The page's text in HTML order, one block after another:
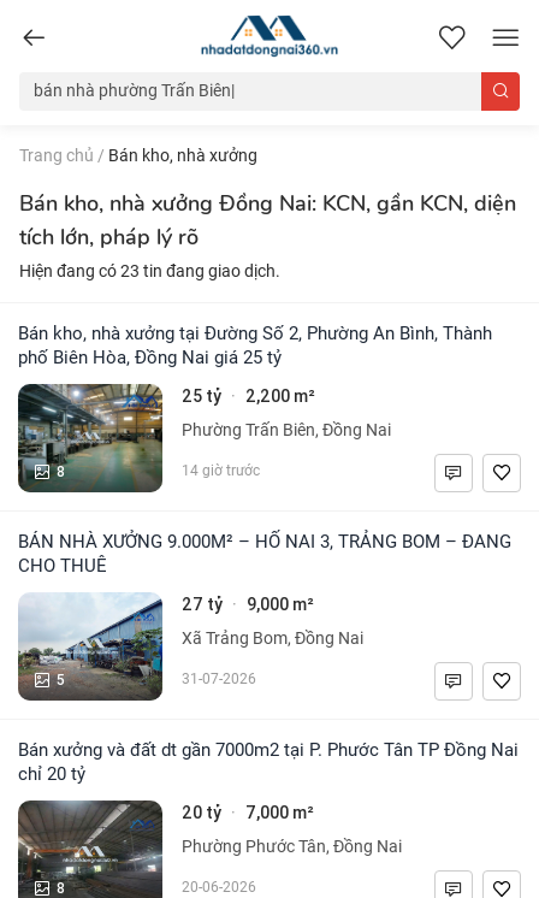
nhadatdongnai360.vn
Trang chủ / Bán kho, nhà xưởng
Bán kho, nhà xưởng Đồng Nai: KCN, gần KCN, diện
tích lớn, pháp lý rõ
Hiện đang có 23 tin đang giao dịch.
Bán kho, nhà xưởng tại Đường Số 2, Phường An Bình, Thành
phố Biên Hòa, Đồng Nai giá 25 tỷ
8
25 tỷ · 2,200 m²
Phường Trấn Biên, Đồng Nai
14 giờ trước
BÁN NHÀ XƯỞNG 9.000M² – HỐ NAI 3, TRẢNG BOM – ĐANG
CHO THUÊ
5
27 tỷ · 9,000 m²
Xã Trảng Bom, Đồng Nai
31-07-2026
Bán xưởng và đất dt gần 7000m2 tại P. Phước Tân TP Đồng Nai
chỉ 20 tỷ
8
20 tỷ · 7,000 m²
Phường Phước Tân, Đồng Nai
20-06-2026